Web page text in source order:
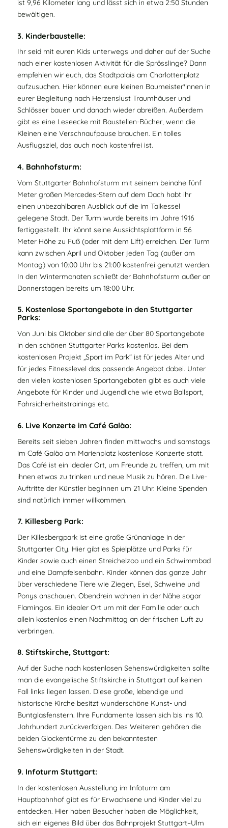
ist 9,96 Kilometer lang und lässt sich in etwa 2:50 Stunden
bewältigen.
3. Kinderbaustelle:
Ihr seid mit euren Kids unterwegs und daher auf der Suche
nach einer kostenlosen Aktivität für die Sprösslinge? Dann
empfehlen wir euch, das Stadtpalais am Charlottenplatz
aufzusuchen. Hier können eure kleinen Baumeister*innen in
eurer Begleitung nach Herzenslust Traumhäuser und
Schlösser bauen und danach wieder abreißen. Außerdem
gibt es eine Leseecke mit Baustellen-Bücher, wenn die
Kleinen eine Verschnaufpause brauchen. Ein tolles
Ausflugsziel, das auch noch kostenfrei ist.
4. Bahnhofsturm:
Vom Stuttgarter Bahnhofsturm mit seinem beinahe fünf
Meter großen Mercedes-Stern auf dem Dach habt ihr
einen unbezahlbaren Ausblick auf die im Talkessel
gelegene Stadt. Der Turm wurde bereits im Jahre 1916
fertiggestellt. Ihr könnt seine Aussichtsplattform in 56
Meter Höhe zu Fuß (oder mit dem Lift) erreichen. Der Turm
kann zwischen April und Oktober jeden Tag (außer am
Montag) von 10:00 Uhr bis 21:00 kostenfrei genutzt werden.
In den Wintermonaten schließt der Bahnhofsturm außer an
Donnerstagen bereits um 18:00 Uhr.
5. Kostenlose Sportangebote in den Stuttgarter
Parks:
Von Juni bis Oktober sind alle der über 80 Sportangebote
in den schönen Stuttgarter Parks kostenlos. Bei dem
kostenlosen Projekt „Sport im Park“ ist für jedes Alter und
für jedes Fitnesslevel das passende Angebot dabei. Unter
den vielen kostenlosen Sportangeboten gibt es auch viele
Angebote für Kinder und Jugendliche wie etwa Ballsport,
Fahrsicherheitstrainings etc.
6. Live Konzerte im Café Galào:
Bereits seit sieben Jahren finden mittwochs und samstags
im Café Galào am Marienplatz kostenlose Konzerte statt.
Das Café ist ein idealer Ort, um Freunde zu treffen, um mit
ihnen etwas zu trinken und neue Musik zu hören. Die Live-
Auftritte der Künstler beginnen um 21 Uhr. Kleine Spenden
sind natürlich immer willkommen.
7. Killesberg Park:
Der Killesbergpark ist eine große Grünanlage in der
Stuttgarter City. Hier gibt es Spielplätze und Parks für
Kinder sowie auch einen Streichelzoo und ein Schwimmbad
und eine Dampfeisenbahn. Kinder können das ganze Jahr
über verschiedene Tiere wie Ziegen, Esel, Schweine und
Ponys anschauen. Obendrein wohnen in der Nähe sogar
Flamingos. Ein idealer Ort um mit der Familie oder auch
allein kostenlos einen Nachmittag an der frischen Luft zu
verbringen.
8. Stiftskirche, Stuttgart:
Auf der Suche nach kostenlosen Sehenswürdigkeiten sollte
man die evangelische Stiftskirche in Stuttgart auf keinen
Fall links liegen lassen. Diese große, lebendige und
historische Kirche besitzt wunderschöne Kunst- und
Buntglasfenstern. Ihre Fundamente lassen sich bis ins 10.
Jahrhundert zurückverfolgen. Des Weiteren gehören die
beiden Glockentürme zu den bekanntesten
Sehenswürdigkeiten in der Stadt.
9. Infoturm Stuttgart:
In der kostenlosen Ausstellung im Infoturm am
Hauptbahnhof gibt es für Erwachsene und Kinder viel zu
entdecken. Hier haben Besucher haben die Möglichkeit,
sich ein eigenes Bild über das Bahnprojekt Stuttgart–Ulm